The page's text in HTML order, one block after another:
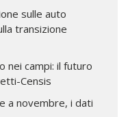
sulle auto
transizione
nei campi: il futuro
Censis
a novembre, i dati